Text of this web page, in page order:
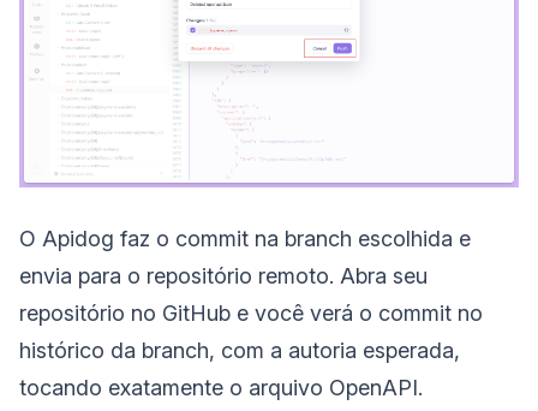
O Apidog faz o commit na branch escolhida e
envia para o repositório remoto. Abra seu
repositório no GitHub e você verá o commit no
histórico da branch, com a autoria esperada,
tocando exatamente o arquivo OpenAPI.